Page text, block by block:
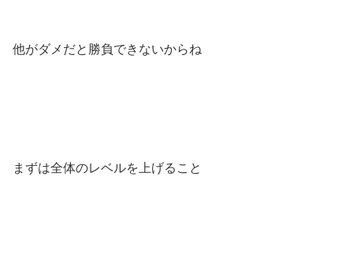
他がダメだと勝負できないからね
まずは全体のレベルを上げること